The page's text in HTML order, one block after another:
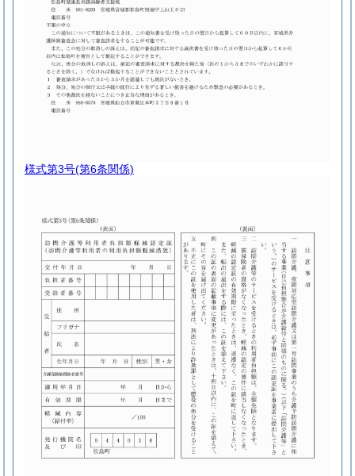
様式第3号(第6条関係)